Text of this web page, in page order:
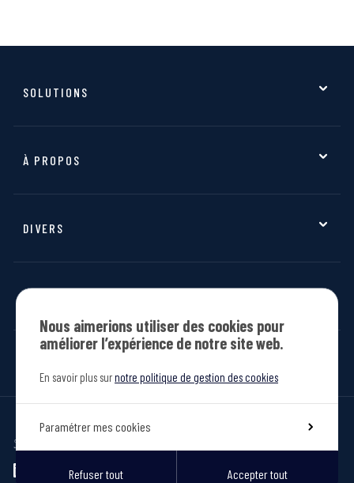
SOLUTIONS
Art & Patrimoine
À PROPOS
Partenariat AXA
DIVERS
Academy
Jobs
Documents
MiFID
Confidentialité
Jean verheyen since 1919
REJOIGNEZ-NOUS
Nous aimerions utiliser des cookies pour
améliorer l’expérience de notre site web.
En savoir plus surnotre politique de gestion des cookies
Paramétrer mes cookies
Refuser tout Accepter tout